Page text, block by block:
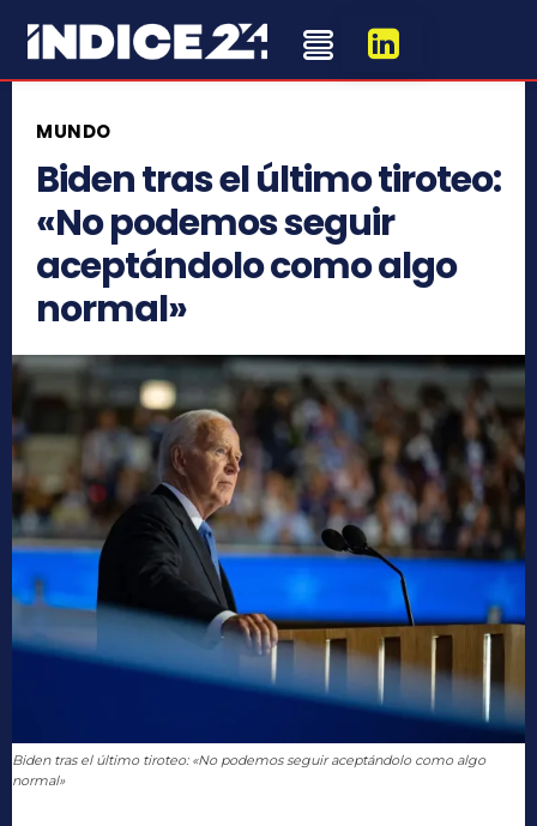
MUNDO
Biden tras el último tiroteo:
«No podemos seguir
aceptándolo como algo
normal»
Biden tras el último tiroteo: «No podemos seguir aceptándolo como algo
normal»